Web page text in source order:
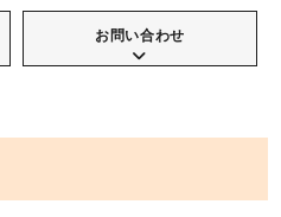
お問い合わせ